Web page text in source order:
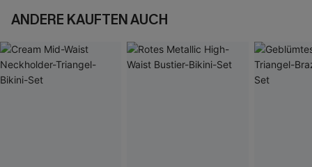
ANDERE KAUFTEN AUCH